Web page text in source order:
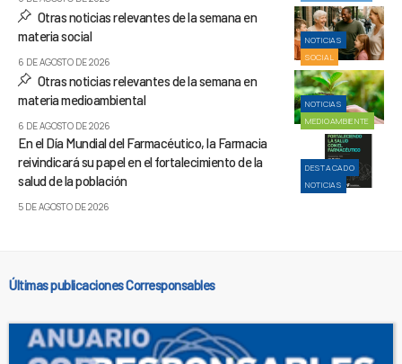
NOTICIAS
SOCIAL
Otras noticias relevantes de la semana en
materia social
6 DE AGOSTO DE 2026
NOTICIAS
MEDIOAMBIENTE
Otras noticias relevantes de la semana en
materia medioambiental
6 DE AGOSTO DE 2026
DESTACADO
NOTICIAS
En el Día Mundial del Farmacéutico, la Farmacia
reivindicará su papel en el fortalecimiento de la
salud de la población
5 DE AGOSTO DE 2026
Últimas publicaciones Corresponsables